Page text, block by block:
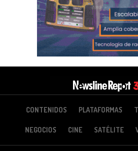
CONTENIDOS PLATAFORMAS
NEGOCIOS CINE SATÉLITE